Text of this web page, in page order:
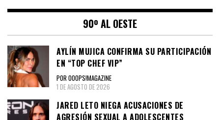
90º AL OESTE
AYLÍN MUJICA CONFIRMA SU PARTICIPACIÓN
EN “TOP CHEF VIP”
POR OOOPS!MAGAZINE
1 DE AGOSTO DE 2026
JARED LETO NIEGA ACUSACIONES DE
AGRESIÓN SEXUAL A ADOLESCENTES